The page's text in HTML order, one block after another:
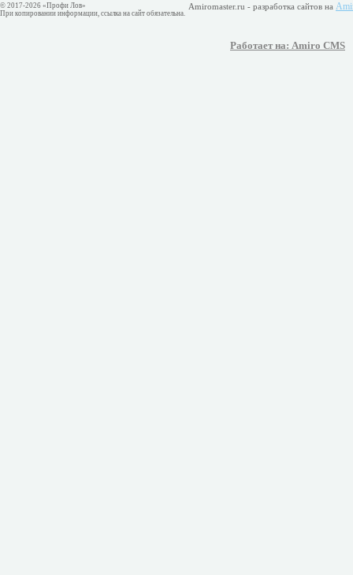
© 2017-2026 «Профи Лов»
При копировании информации, ссылка на сайт обязательна.
Amiromaster.ru - разработка сайтов на
Работает на: Amiro CMS